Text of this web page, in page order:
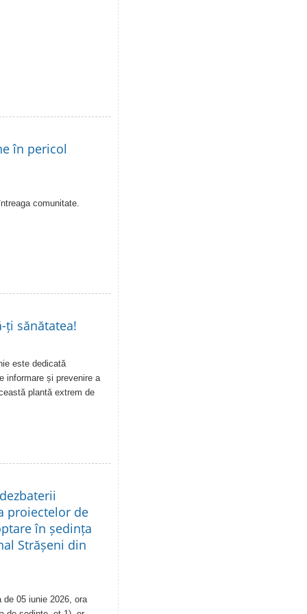
în pericol
comunitate.
ți sănătatea!
este dedicată
informare și prevenire a
plantă extrem de
proiectelor de
în ședința
Strășeni din
05 iunie 2026, ora